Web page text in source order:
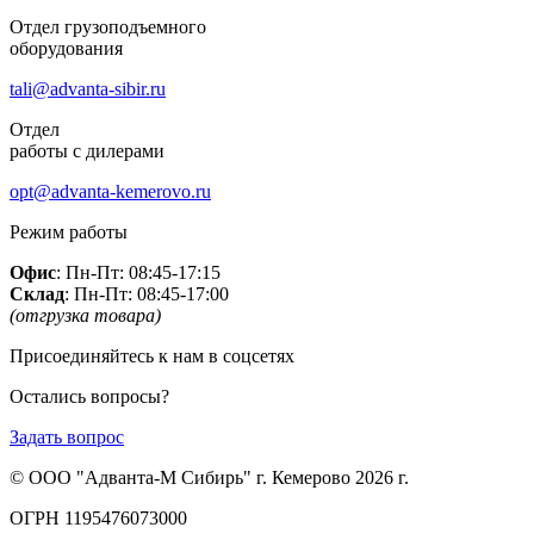
Отдел грузоподъемного
оборудования
tali@advanta-sibir.ru
Отдел
работы с дилерами
opt@advanta-kemerovo.ru
Режим работы
Офис: Пн-Пт: 08:45-17:15
Склад: Пн-Пт: 08:45-17:00
(отгрузка товара)
Присоединяйтесь к нам в соцсетях
Остались вопросы?
Задать вопрос
© ООО "Адванта-М Сибирь" г. Кемерово 2026 г.
ОГРН 1195476073000